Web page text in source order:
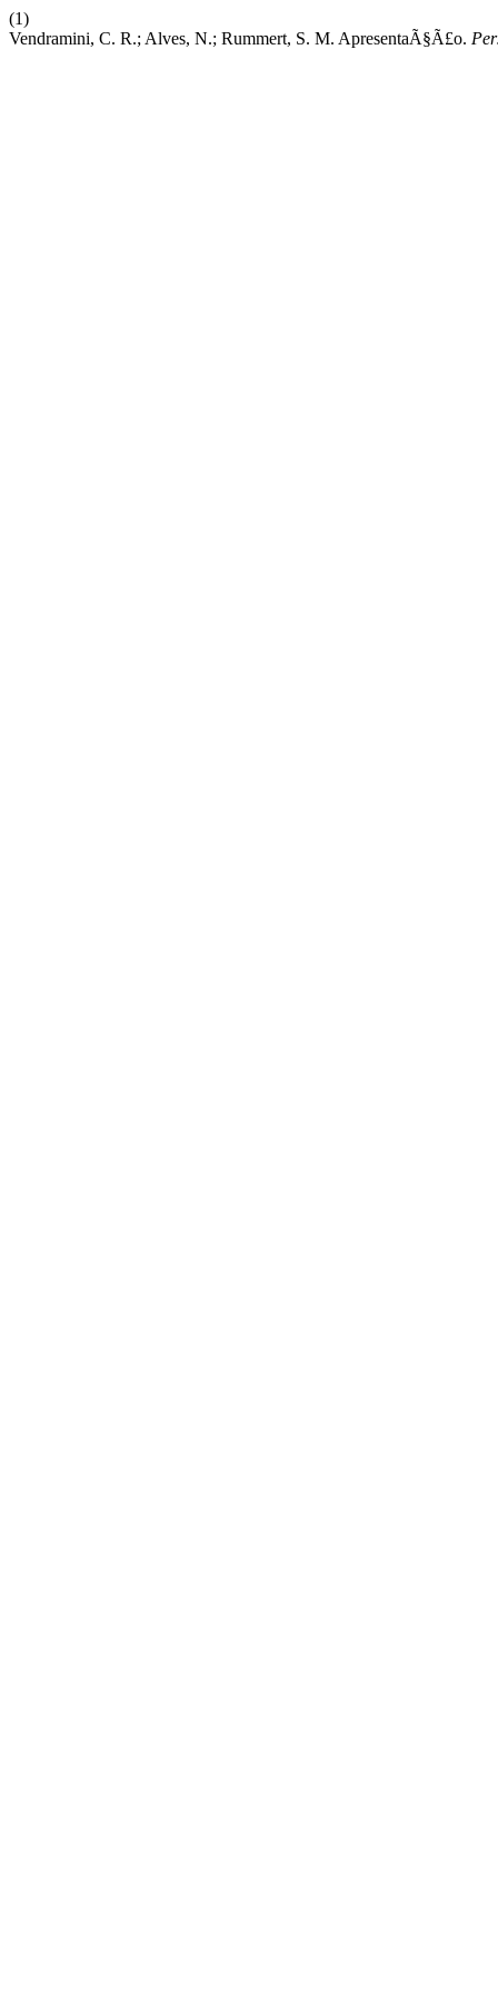
(1)
Vendramini, C. R.; Alves, N.; Rummert, S. M. ApresentaÃ§Ã£o.